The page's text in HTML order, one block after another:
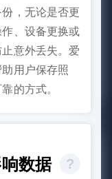
，无论是否更
、设备更换或
意外丢失。爱
用户保存照
的方式。
数据